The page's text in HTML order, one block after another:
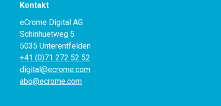
Kontakt
eCrome Digital AG
Schinhuetweg 5
5035 Unterentfelden
+41 (0)71 272 52 52
digital@ecrome.com
abo@ecrome.com